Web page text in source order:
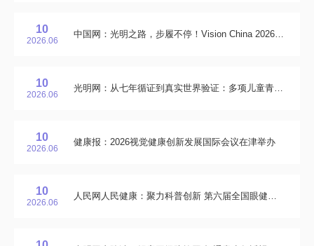
10
2026.06
中国网：光明之路，步履不停！Vision China 2026中的温州分量
10
2026.06
光明网：从七年循证到真实世界验证：多项儿童青少年近视管理新成果亮相Vision China2026
10
2026.06
健康报：2026视觉健康创新发展国际会议在津举办
10
2026.06
人民网人民健康：聚力科普创新 第六届全国眼健康科普馆联盟发展会议在津举办